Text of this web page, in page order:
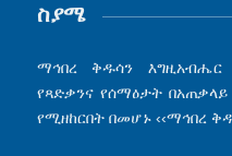
ስያሜ
ማኅበረ ቅዱሳን እግዚአብሔር
የጻድቃንና የሰማዕታት
የሚዘከርበት በመሆኑ ‹‹ማኅበረ